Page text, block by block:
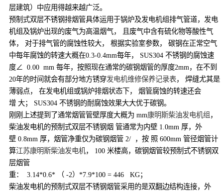
层建筑）中应用得越来越广泛。
预制式双层不锈钢排烟管具体运用于锅炉及发电机组排气管道，发电
机组及锅炉出现的废气为高温烟气， 且废气中含有硫化物等酸性气
体， 对于排气管的腐蚀性较大， 根据实验室参数， 碳钢在正常空气
中每年腐蚀的转速大概在0.3-0.4mm每年， SUS304 不锈钢的腐蚀速
度∠ 0.00 mm 每年，按照现在通常的碳钢烟管的厚度2mm，在不到
20年的时间就会有部分地方锈穿发电机维修保养记录表， 焊缝尤其是
薄弱点， 在发电机组或锅炉排烟状态下， 烟管腐蚀的转速还会
增 大； SUS304 不锈钢的耐腐蚀效果大大优于碳钢。
刚刚上述提到了通常烟管管壁厚度大概为 mm康明斯柴油发电机组 ，
柴油发电机的预制式双层不锈钢烟 管通常为内壁 1.0mm 厚，外
壁 0.8mm 厚，烟管净重仅为碳钢烟管 2/ ，按 照 600mm 管径烟管计
算江苏康明斯柴油发电机， 100 米楼高，碳钢烟管较预制式不锈钢双
层烟管
重： 3.14*0.6* （ -2）*7.9*100 = 446 KG；
柴油发电机的预制式双层不锈钢烟管采用的是双翻边结构连接，外